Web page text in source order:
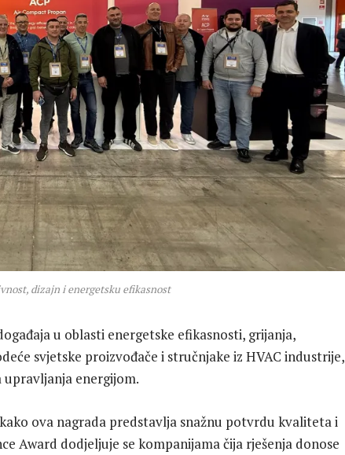
dizajn i energetsku efikasnost
u oblasti energetske efikasnosti, grijanja,
svjetske proizvođače i stručnjake iz HVAC industrije,
energijom.
ova nagrada predstavlja snažnu potvrdu kvaliteta i
Award dodjeljuje se kompanijama čija rješenja donose